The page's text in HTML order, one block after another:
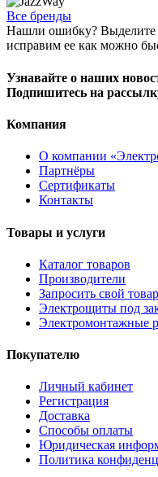
Все бренды
Нашли ошибку? Выделите
исправим ее как можно
Узнавайте о наших
Подпишитесь на
Компания
О компании
Партнёры
Сертификаты
Контакты
Товары и услуги
Каталог товаров
Производители
Запросить свой товар
Электрощиты под
Электромонтажные
Покупателю
Личный кабинет
Регистрация
Доставка
Способы оплаты
Юридическая
Политика